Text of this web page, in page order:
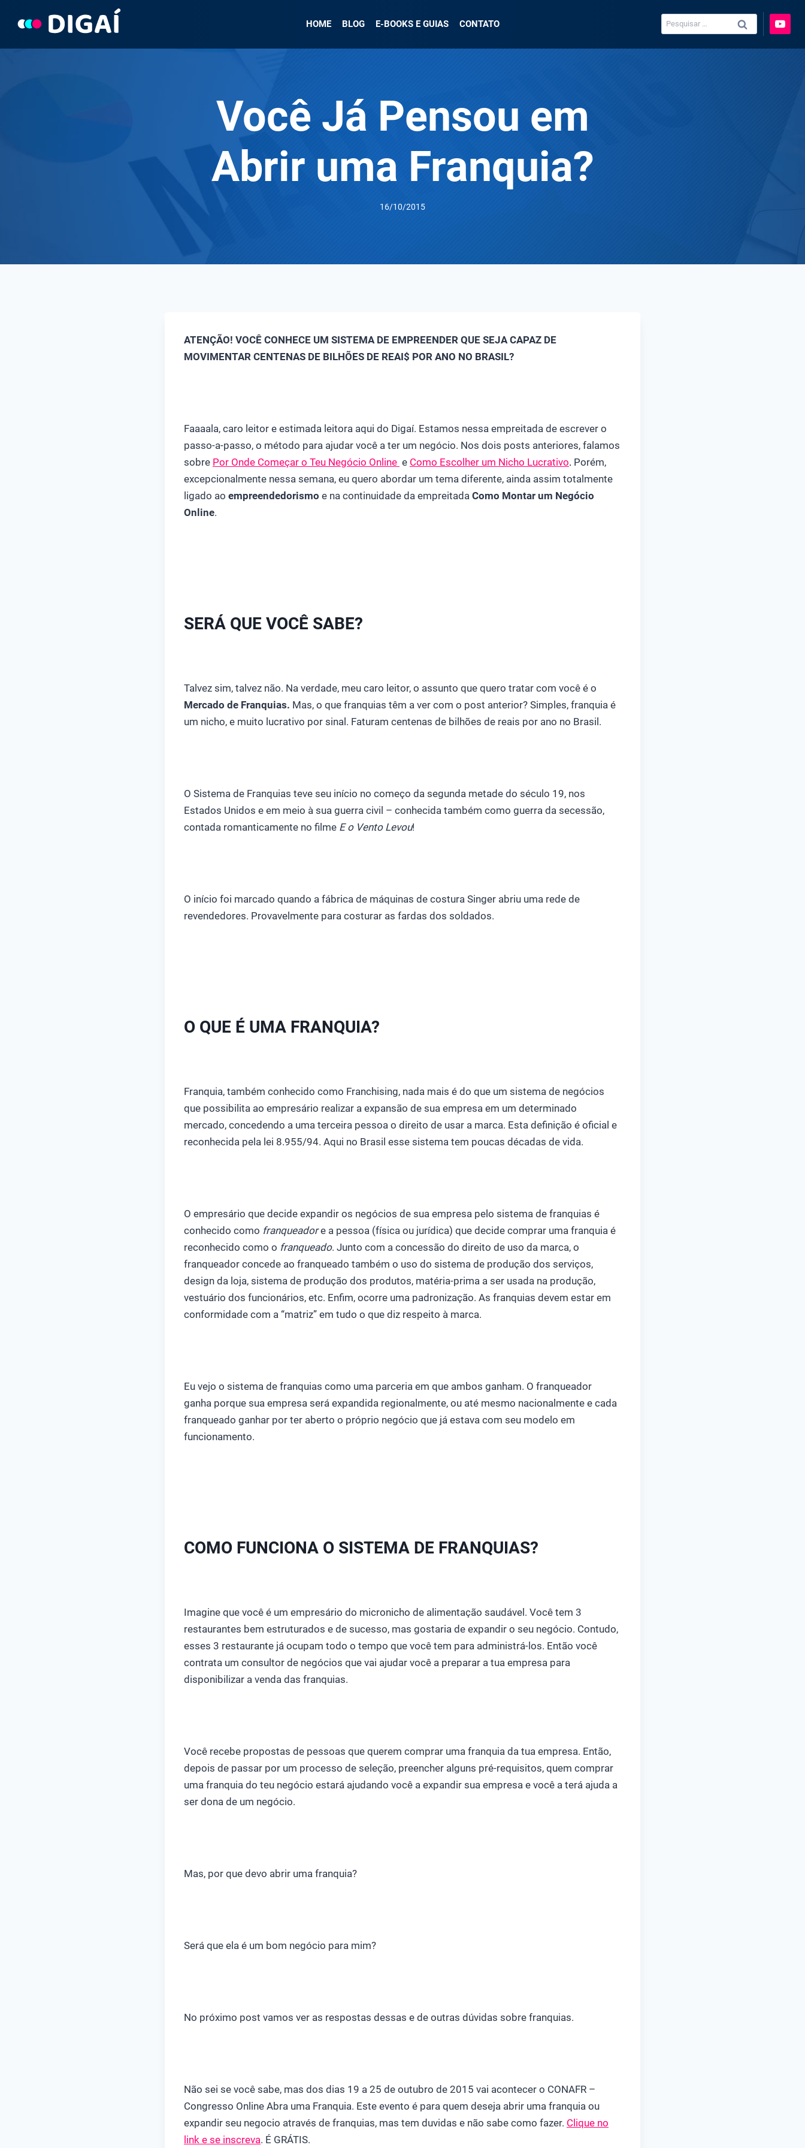
para
HOME BLOG E-BOOKS E GUIAS CONTATO
Pesquisar
por:
Você Já Pensou em
Abrir uma Franquia?
16/10/2015
ATENÇÃO! VOCÊ CONHECE UM SISTEMA DE EMPREENDER QUE SEJA CAPAZ DE
MOVIMENTAR CENTENAS DE BILHÕES DE REAI$ POR ANO NO BRASIL?
Faaaala, caro leitor e estimada leitora aqui do Digaí. Estamos nessa empreitada de escrever o
passo-a-passo, o método para ajudar você a ter um negócio. Nos dois posts anteriores, falamos
sobre Por Onde Começar o Teu Negócio Online e Como Escolher um Nicho Lucrativo. Porém,
excepcionalmente nessa semana, eu quero abordar um tema diferente, ainda assim totalmente
ligado ao empreendedorismo e na continuidade da empreitada Como Montar um Negócio
Online.
SERÁ QUE VOCÊ SABE?
Talvez sim, talvez não. Na verdade, meu caro leitor, o assunto que quero tratar com você é o
Mercado de Franquias. Mas, o que franquias têm a ver com o post anterior? Simples, franquia é
um nicho, e muito lucrativo por sinal. Faturam centenas de bilhões de reais por ano no Brasil.
O Sistema de Franquias teve seu início no começo da segunda metade do século 19, nos
Estados Unidos e em meio à sua guerra civil – conhecida também como guerra da secessão,
contada romanticamente no filme E o Vento Levou!
O início foi marcado quando a fábrica de máquinas de costura Singer abriu uma rede de
revendedores. Provavelmente para costurar as fardas dos soldados.
O QUE É UMA FRANQUIA?
Franquia, também conhecido como Franchising, nada mais é do que um sistema de negócios
que possibilita ao empresário realizar a expansão de sua empresa em um determinado
mercado, concedendo a uma terceira pessoa o direito de usar a marca. Esta definição é oficial e
reconhecida pela lei 8.955/94. Aqui no Brasil esse sistema tem poucas décadas de vida.
O empresário que decide expandir os negócios de sua empresa pelo sistema de franquias é
conhecido como franqueadore a pessoa (física ou jurídica) que decide comprar uma franquia é
reconhecido como o franqueado. Junto com a concessão do direito de uso da marca, o
franqueador concede ao franqueado também o uso do sistema de produção dos serviços,
design da loja, sistema de produção dos produtos, matéria-prima a ser usada na produção,
vestuário dos funcionários, etc. Enfim, ocorre uma padronização. As franquias devem estar em
conformidade com a “matriz” em tudo o que diz respeito à marca.
Eu vejo o sistema de franquias como uma parceria em que ambos ganham. O franqueador
ganha porque sua empresa será expandida regionalmente, ou até mesmo nacionalmente e cada
franqueado ganhar por ter aberto o próprio negócio que já estava com seu modelo em
funcionamento.
COMO FUNCIONA O SISTEMA DE FRANQUIAS?
Imagine que você é um empresário do micronicho de alimentação saudável. Você tem 3
restaurantes bem estruturados e de sucesso, mas gostaria de expandir o seu negócio. Contudo,
esses 3 restaurante já ocupam todo o tempo que você tem para administrá-los. Então você
contrata um consultor de negócios que vai ajudar você a preparar a tua empresa para
disponibilizar a venda das franquias.
Você recebe propostas de pessoas que querem comprar uma franquia da tua empresa. Então,
depois de passar por um processo de seleção, preencher alguns pré-requisitos, quem comprar
uma franquia do teu negócio estará ajudando você a expandir sua empresa e você a terá ajuda a
ser dona de um negócio.
Mas, por que devo abrir uma franquia?
Será que ela é um bom negócio para mim?
No próximo post vamos ver as respostas dessas e de outras dúvidas sobre franquias.
Não sei se você sabe, mas dos dias 19 a 25 de outubro de 2015 vai acontecer o CONAFR –
Congresso Online Abra uma Franquia. Este evento é para quem deseja abrir uma franquia ou
expandir seu negocio através de franquias, mas tem duvidas e não sabe como fazer. Clique no
link e se inscreva. É GRÁTIS.